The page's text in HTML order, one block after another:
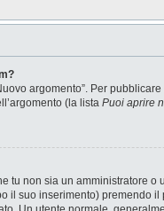
argomento”. Per
(la lista Puoi aprire
tu non sia un amministratore
il suo inserimento) premendo il